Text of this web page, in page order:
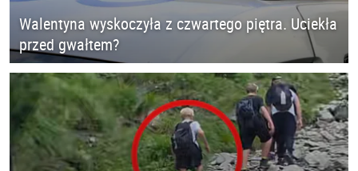
Walentyna wyskoczyła z czwartego piętra. Uciekła
przed gwałtem?